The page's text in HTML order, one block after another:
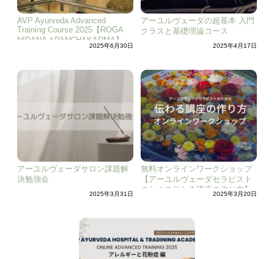
AVP Ayurveda Advanced
Training Course 2025【ROGA
NIDANA &PANCHAKARMA】
2025年6月30日
アーユルヴェーダの超基本 入門
クラスと基礎理論コース
2025年4月17日
アーユルヴェーダサロン課題解
決勉強会
2025年3月31日
無料オンラインワークショップ
【アーユルヴェーダセラピスト
のための伝わる講座の作り方】
2025年3月20日